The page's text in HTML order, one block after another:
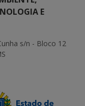
E
s/n - Bloco 12